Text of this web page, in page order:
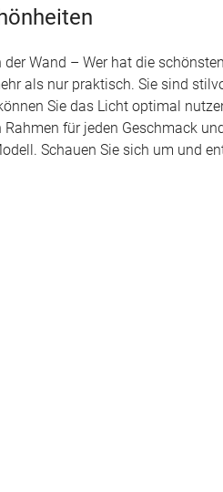
der Wand – Wer hat die
als nur praktisch. Sie sind
Sie das Licht optimal
Rahmen für jeden Geschmack
Schauen Sie sich um und